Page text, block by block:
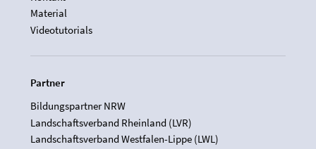
Material
Videotutorials
Partner
Bildungspartner NRW
Landschaftsverband Rheinland (LVR)
Landschaftsverband Westfalen-Lippe (LWL)